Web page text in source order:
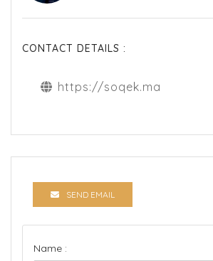
CONTACT DETAILS :
https://soqek.ma
SEND EMAIL
Name :